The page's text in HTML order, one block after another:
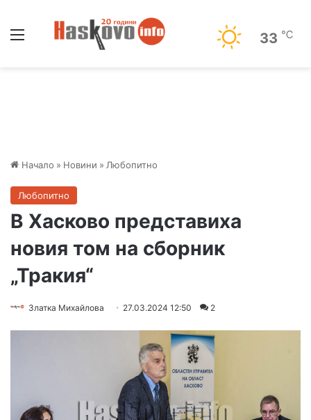
33 ℃
Начало » Новини » Любопитно
Любопитно
В Хасково представиха
новия том на сборник
„Тракия“
Златка Михайлова 27.03.2024 12:50 2